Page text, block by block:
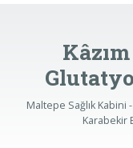
Maltepe Sağlık Kabini
Karabekir